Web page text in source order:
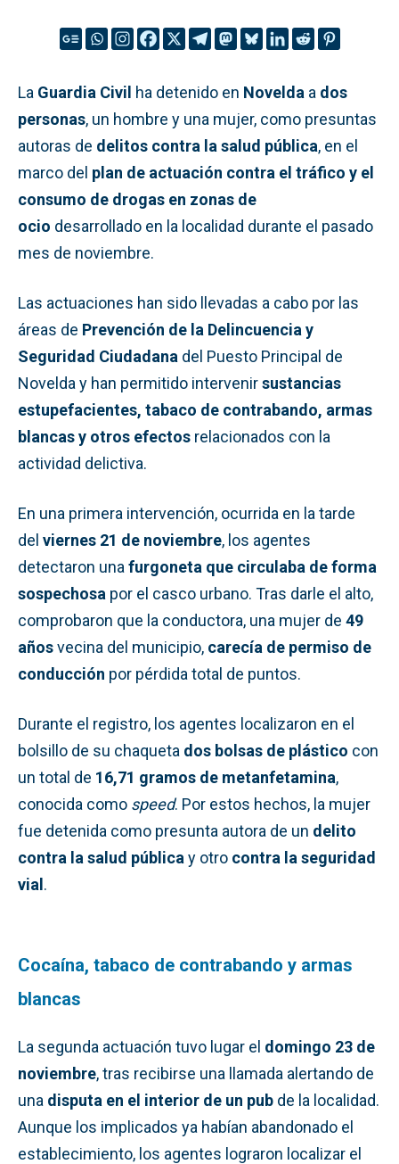
La Guardia Civil ha detenido en Novelda a dos
personas, un hombre y una mujer, como presuntas
autoras de delitos contra la salud pública, en el
marco del plan de actuación contra el tráfico y el
consumo de drogas en zonas de
ocio desarrollado en la localidad durante el pasado
mes de noviembre.
Las actuaciones han sido llevadas a cabo por las
áreas de Prevención de la Delincuencia y
Seguridad Ciudadana del Puesto Principal de
Novelda y han permitido intervenirsustancias
estupefacientes, tabaco de contrabando, armas
blancas y otros efectos relacionados con la
actividad delictiva.
En una primera intervención, ocurrida en la tarde
del viernes 21 de noviembre, los agentes
detectaron una furgoneta que circulaba de forma
sospechosa por el casco urbano. Tras darle el alto,
comprobaron que la conductora, una mujer de 49
añosvecina del municipio, carecía de permiso de
conducción por pérdida total de puntos.
Durante el registro, los agentes localizaron en el
bolsillo de su chaqueta dos bolsas de plástico con
un total de 16,71 gramos de metanfetamina,
conocida como speed. Por estos hechos, la mujer
fue detenida como presunta autora de un delito
contra la salud pública y otro contra la seguridad
vial.
Cocaína, tabaco de contrabando y armas
blancas
La segunda actuación tuvo lugar el domingo 23 de
noviembre, tras recibirse una llamada alertando de
una disputa en el interior de un pub de la localidad.
Aunque los implicados ya habían abandonado el
establecimiento, los agentes lograron localizar el